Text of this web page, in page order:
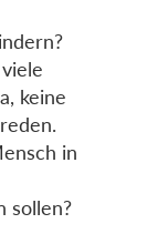
keine
in
sollen?